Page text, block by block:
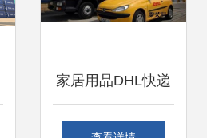
家居用品DHL快递
进口报关清关全流